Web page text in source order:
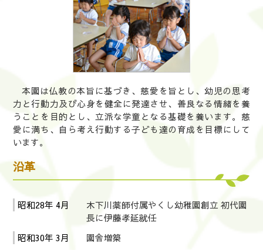
本園は仏教の本旨に基づき、慈愛を旨とし、幼児の思考
力と行動力及び心身を健全に発達させ、善良なる情緒を養
うことを目的とし、立派な学童となる基礎を養います。慈
愛に満ち、自ら考え行動する子ども達の育成を目標にして
います。
沿革
昭和28年 4月
木下川薬師付属やくし幼稚園創立 初代園
長に伊藤孝延就任
昭和30年 3月
園舎増築